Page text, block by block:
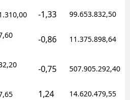
-1,33 99.653.832,50
-0,86 11.375.898,64
-0,75 507.905.292,40
1,24 14.620.479,55